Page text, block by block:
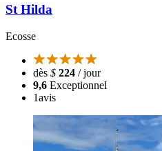
St Hilda
Ecosse
dès $ 224 / jour
9,6 Exceptionnel
1avis